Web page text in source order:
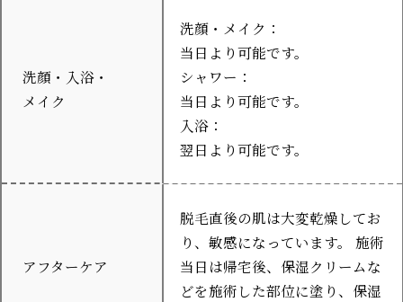
洗顔・入浴・
メイク
洗顔・メイク：
当日より可能です。
シャワー：
当日より可能です。
入浴：
翌日より可能です。
アフターケア
脱毛直後の肌は大変乾燥してお
り、敏感になっています。 施術
当日は帰宅後、保湿クリームな
どを施術した部位に塗り、保湿